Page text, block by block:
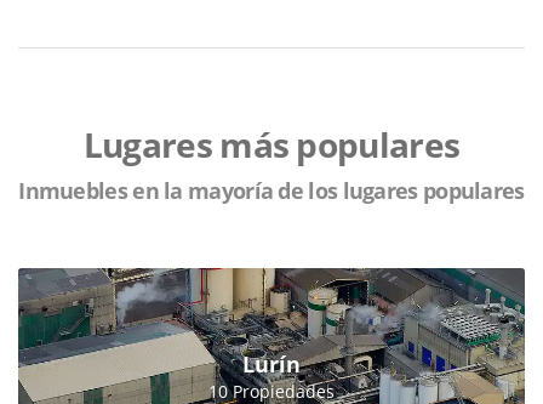
Lugares más populares
Inmuebles en la mayoría de los lugares populares
Lurín
10 Propiedades